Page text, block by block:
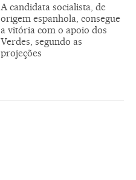
A candidata socialista, de
origem espanhola, consegue
a vitória com o apoio dos
Verdes, segundo as
projeções